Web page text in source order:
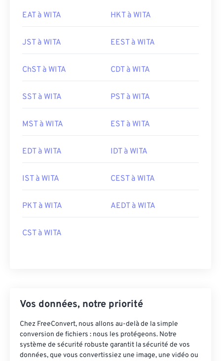
EAT à WITA HKT à WITA
JST à WITA EEST à WITA
ChST à WITA CDT à WITA
SST à WITA PST à WITA
MST à WITA EST à WITA
EDT à WITA IDT à WITA
IST à WITA CEST à WITA
PKT à WITA AEDT à WITA
CST à WITA
Vos données, notre priorité
Chez FreeConvert, nous allons au-delà de la simple
conversion de fichiers : nous les protégeons. Notre
système de sécurité robuste garantit la sécurité de vos
données, que vous convertissiez une image, une vidéo ou